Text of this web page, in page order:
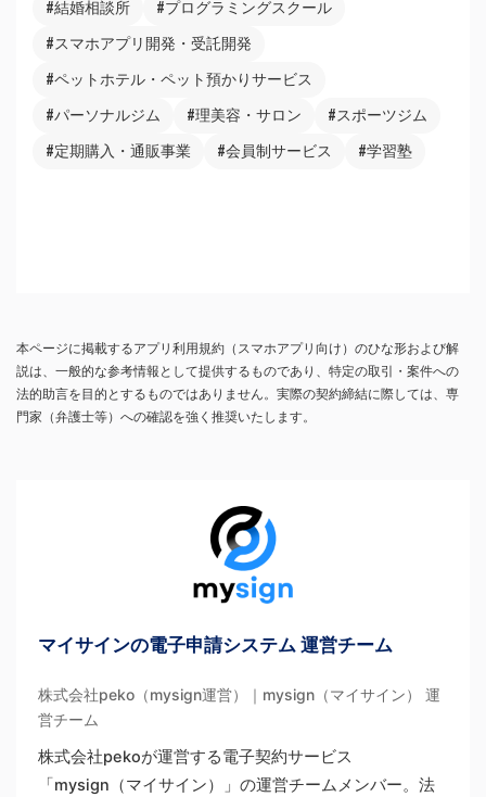
#結婚相談所 #プログラミングスクール
#スマホアプリ開発・受託開発
#ペットホテル・ペット預かりサービス
#パーソナルジム #理美容・サロン #スポーツジム
#定期購入・通販事業 #会員制サービス #学習塾
本ページに掲載するアプリ利用規約（スマホアプリ向け）のひな形および解
説は、一般的な参考情報として提供するものであり、特定の取引・案件への
法的助言を目的とするものではありません。実際の契約締結に際しては、専
門家（弁護士等）への確認を強く推奨いたします。
マイサインの電子申請システム 運営チーム
株式会社peko（mysign運営）｜mysign（マイサイン） 運
営チーム
株式会社pekoが運営する電子契約サービス
「mysign（マイサイン）」の運営チームメンバー。法